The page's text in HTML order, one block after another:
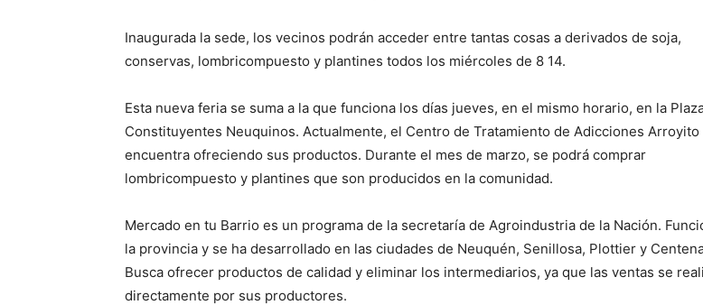
Inaugurada la sede, los vecinos podrán acceder entre tantas cosas a derivados de soja,
conservas, lombricompuesto y plantines todos los miércoles de 8 14.
Esta nueva feria se suma a la que funciona los días jueves, en el mismo horario, en la
Constituyentes Neuquinos. Actualmente, el Centro de Tratamiento de Adicciones Arroyito
encuentra ofreciendo sus productos. Durante el mes de marzo, se podrá comprar
lombricompuesto y plantines que son producidos en la comunidad.
Mercado en tu Barrio es un programa de la secretaría de Agroindustria de la Nación.
la provincia y se ha desarrollado en las ciudades de Neuquén, Senillosa, Plottier y
Busca ofrecer productos de calidad y eliminar los intermediarios, ya que las ventas se
directamente por sus productores.